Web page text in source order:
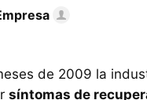
de 2009 la
síntomas de